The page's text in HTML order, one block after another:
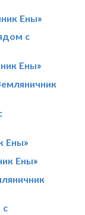
Ены»
с
Ены»
Ены»
Ены»
с